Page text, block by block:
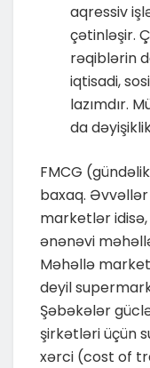
aqressiv
çətinləşir.
rəqiblərin
iqtisadi,
lazımdır.
da
FMCG
baxaq. Əvvəllər
marketlər
ənənəvi
Məhəllə
deyil
Şəbəkələr
şirkətləri üçün
xərci (cost of